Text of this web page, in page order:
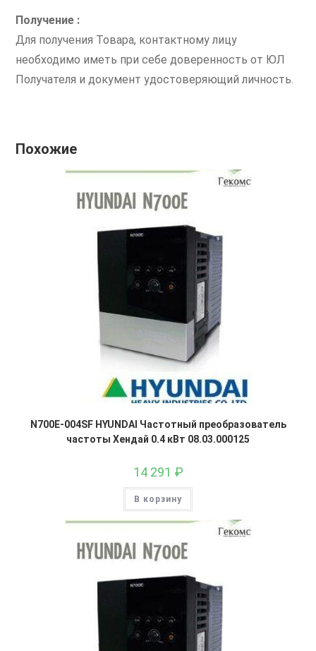
Получение :
Для получения Товара, контактному лицу
необходимо иметь при себе доверенность от ЮЛ
Получателя и документ удостоверяющий личность.
Похожие
N700E-004SF HYUNDAI Частотный преобразователь
частоты Хендай 0.4 кВт 08.03.000125
14 291 ₽
В корзину